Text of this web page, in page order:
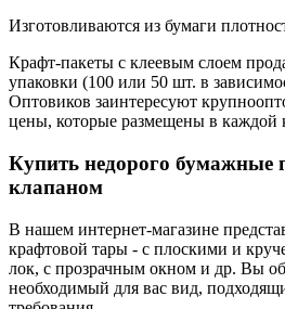
Изготовливаются из бумаги
Крафт-пакеты с клеевым слоем
упаковки (100 или 50 шт. в
Оптовиков заинтересуют
цены, которые размещены в каждой
Купить недорого бумажные
клапаном
В нашем интернет-магазине
крафтовой тары - с плоскими и
лок, с прозрачным окном и др. Вы
необходимый для вас вид,